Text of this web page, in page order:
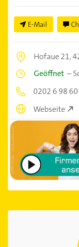
E-Mail
Hofaue 21,
Geöffnet –
0202 6 98
Webseite